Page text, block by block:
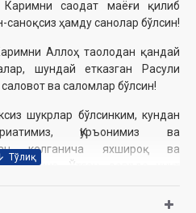
Каримни саодат маёғи қилиб
саноқсиз ҳамду санолар бўлсин!
Аллоҳ таолодан қандай
шундай етказган Расули
ва саломлар бўлсин!
шукрлар бўлсинким, кундан
Қуръонимиз ва
келганича яхшироқ ва
Ўтган даврда унут
китобимиз Қуръони